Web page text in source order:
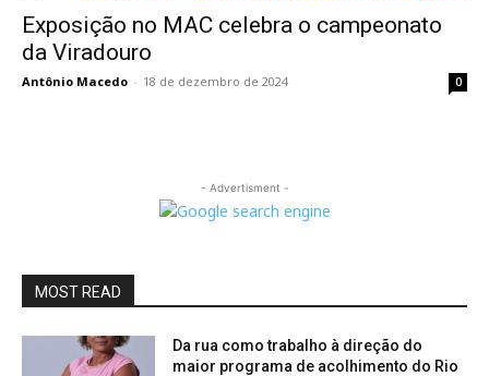
Exposição no MAC celebra o campeonato
da Viradouro
Antônio Macedo - 18 de dezembro de 2024 0
- Advertisment -
MOST READ
Da rua como trabalho à direção do
maior programa de acolhimento do Rio